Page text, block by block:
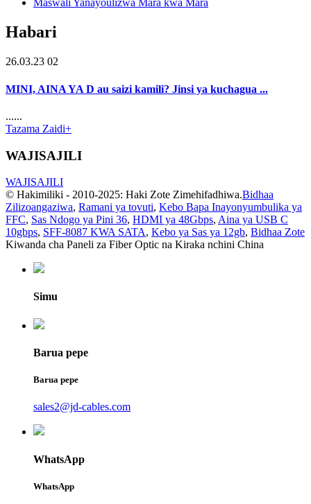
Maswali Yanayoulizwa Mara kwa Mara
Habari
26.03.23 02
MINI, AINA YA D au saizi kamili? Jinsi ya kuchagua ...
......
Tazama Zaidi+
WAJISAJILI
WAJISAJILI
© Hakimiliki - 2010-2025: Haki Zote Zimehifadhiwa.Bidhaa
Zilizoangaziwa, Ramani ya tovuti, Kebo Bapa Inayonyumbulika ya
FFC, Sas Ndogo ya Pini 36, HDMI ya 48Gbps, Aina ya USB C
10gbps, SFF-8087 KWA SATA, Kebo ya Sas ya 12gb, Bidhaa Zote
Kiwanda cha Paneli za Fiber Optic na Kiraka nchini China
Simu
Barua pepe
Barua pepe
sales2@jd-cables.com
WhatsApp
WhatsApp